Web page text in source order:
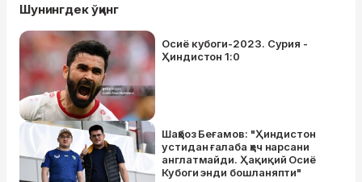
Шунингдек ўқинг
Осиё кубоги-2023. Сурия -
Ҳиндистон 1:0
Шаҳбоз Беғамов: "Ҳиндистон
устидан ғалаба ҳеч нарсани
англатмайди. Ҳақиқий Осиё
Кубоги энди бошланяпти"